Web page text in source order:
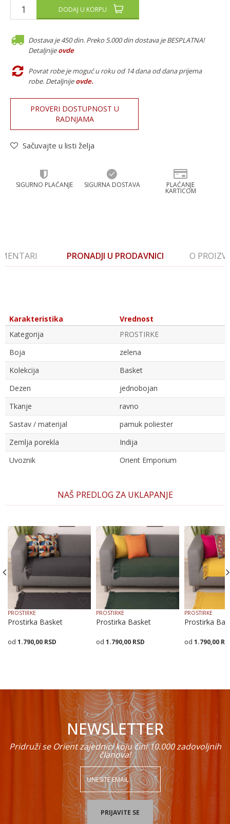
DODAJ U KORPU
Dostava je 450 din. Preko 5.000 din dostava je BESPLATNA!
Detaljnijeovde
Povrat robe je moguć u roku od 14 dana od dana prijema
robe. Detaljnije ovde.
PROVERI DOSTUPNOST U
RADNJAMA
Sačuvajte u listi želja
SIGURNO PLAĆANJE SIGURNA DOSTAVA PLAĆANJE
KARTICOM
PRONADJI U PRODAVNICI O
Karakteristika
Vrednost
Kategorija
PROSTIRKE
Boja
zelena
Kolekcija
Basket
Dezen
jednobojan
Tkanje
ravno
Sastav / materijal
pamuk poliester
Zemlja porekla
Indija
Uvoznik
Orient Emporium
Poruka
POŠALJI
NAŠ PREDLOG ZA UKLAPANJE
PROSTIRKE
Prostirka Basket
1.790,00 RSD
70X200
PROSTIRKE
Prostirka Basket
1.790,00 RSD
70X7070X16070X200
PROSTIRKE
Prostirka
1.790,00
NEWSLETTER
Pridruži se Orient zajednici koju čini 10.000 zadovoljnih
članova!
PRIJAVITE SE